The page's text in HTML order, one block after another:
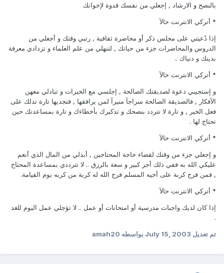
بالنصح و الارشاد , إجعلي من نفسك قدوة لإخوانك
* أتركي الانترنت حالآ
إذا دُعيتي على مجلس ذكر أو محاضرة ثقافية , رتبي وقتك و أجعلي من
الدروس والمحاضرات جزء من حياتك , لتنهلي من علم العلماء و تزدادي معرفة
بدينك و دنياك ..
* أتركي الانترنت حالآ
و إستجيبي دعوة لصديقتك الصالحة , إجلسي مع الخيرات و تبادلي معهن
الأفكار , فالصديقة الصالحة سراجآ منيرآ لمن يرافقها , فتجديها تارة تدلك على
فعل الخير , و تارة لا تتردد بنصحك و تذكيرك بأخطاءك و تارة بمساعدتك حين
تحتاج لها .
* أتركي الانترنت حالآ
و إجعلي جزء من وقتك لقضاء حاجة المحتاجين , أبذلي من المال الذي أنعم
عليكي الله به ففي ذلك أجر كبير و سعة بالرزق .. لا تترددي بمساعدة المحتاج
, فمن فرج كربة على أخيه المسلم فرج الله له كربة من كربه يوم القيامة.
* أتركي الانترنت حالآ
إذا كان لديك واجبات مدرسية أو امتحانات أو عمل .. لا تؤجلي عمل اليوم للغد
تم تعديل July 15, 2003بواسطه amah20